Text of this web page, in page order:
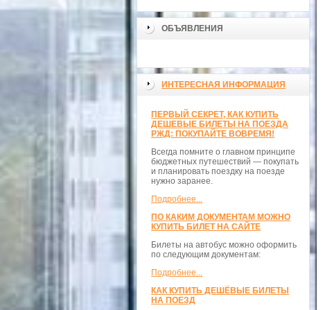
ОБЪЯВЛЕНИЯ
ИНТЕРЕСНАЯ ИНФОРМАЦИЯ
ПЕРВЫЙ СЕКРЕТ, КАК КУПИТЬ
ДЕШЕВЫЕ БИЛЕТЫ НА ПОЕЗДА
РЖД: ПОКУПАЙТЕ ВОВРЕМЯ!
Всегда помните о главном принципе
бюджетных путешествий — покупать
и планировать поездку на поезде
нужно заранее.
Подробнее...
ПО КАКИМ ДОКУМЕНТАМ МОЖНО
КУПИТЬ БИЛЕТ НА САЙТЕ
Билеты на автобус можно оформить
по следующим документам:
Подробнее...
КАК КУПИТЬ ДЕШЁВЫЕ БИЛЕТЫ
НА ПОЕЗД